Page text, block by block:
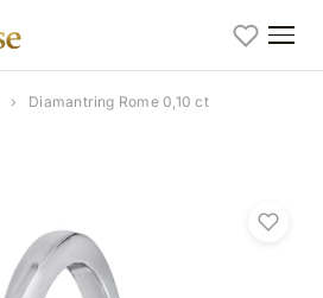
› Diamantring Rome 0,10 ct